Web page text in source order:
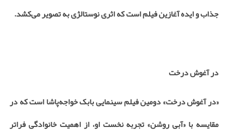
جذاب و ایده آغازین فیلم است که اثری نوستالژی به تصویر می‌کشد.
در آغوش درخت
«در آغوش درخت» دومین فیلم سینمایی بابک خواجه‌پاشا است که در
مقایسه با «آبی روشن» تجربه نخست او، از اهمیت خانوادگی فراتر